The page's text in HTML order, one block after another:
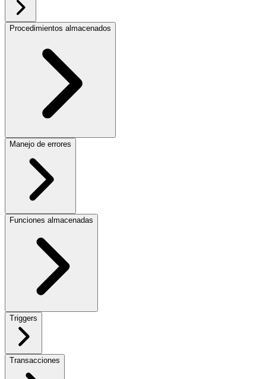
Procedimientos almacenados
Manejo de errores
Funciones almacenadas
Triggers
Transacciones